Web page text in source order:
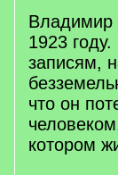
Владимир
1923
записям,
что он
котором